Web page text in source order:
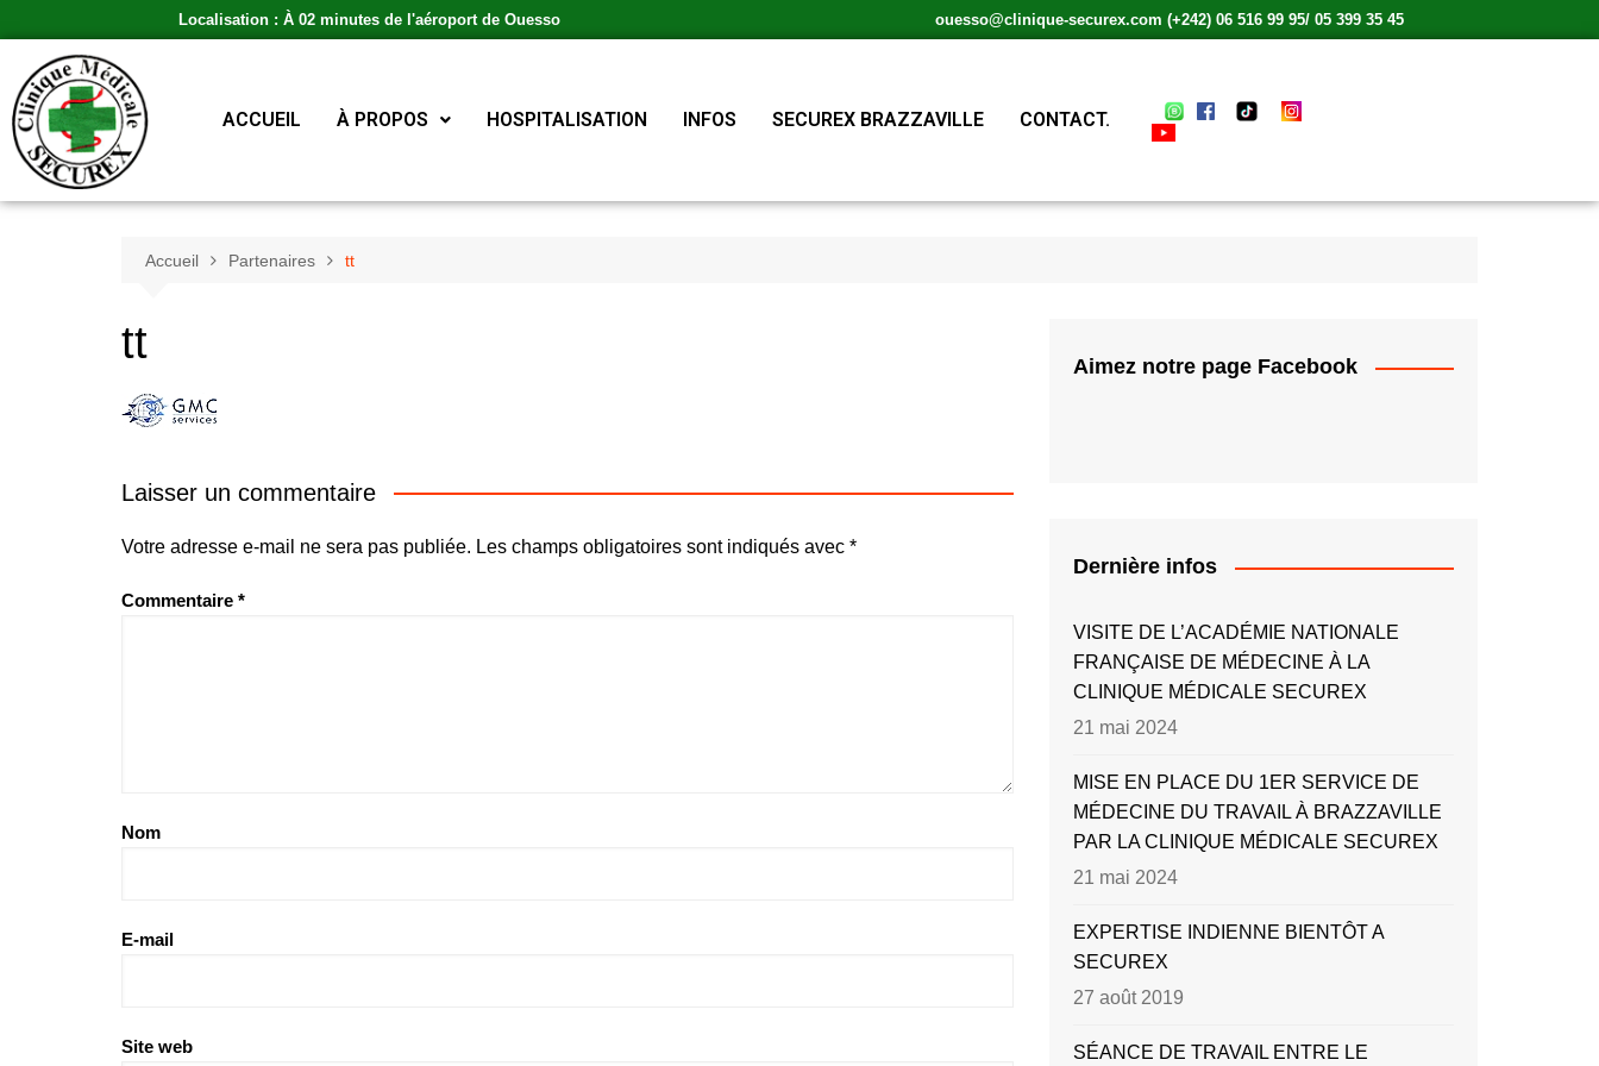
Localisation : À 02 minutes de l'aéroport de Ouesso ouesso@clinique-securex.com (+242) 06 516 99 95/ 05 399 35 45
ACCUEIL À PROPOS HOSPITALISATION INFOS SECUREX BRAZZAVILLE CONTACT.
Accueil Partenaires tt
tt
Laisser un commentaire
Votre adresse e-mail ne sera pas publiée. Les champs obligatoires sont indiqués avec *
Commentaire *
Nom
E-mail
Site web
Aimez notre page Facebook
Dernière infos
VISITE DE L’ACADÉMIE NATIONALE
FRANÇAISE DE MÉDECINE À LA
CLINIQUE MÉDICALE SECUREX
21 mai 2024
MISE EN PLACE DU 1ER SERVICE DE
MÉDECINE DU TRAVAIL À BRAZZAVILLE
PAR LA CLINIQUE MÉDICALE SECUREX
21 mai 2024
EXPERTISE INDIENNE BIENTÔT A
SECUREX
27 août 2019
SÉANCE DE TRAVAIL ENTRE LE